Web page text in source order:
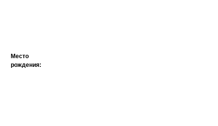
Место
рождения: